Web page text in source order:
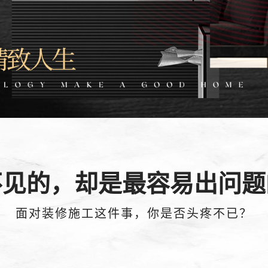
的，却是最容易出问
面对装修施工这件事，你是否头疼不已？